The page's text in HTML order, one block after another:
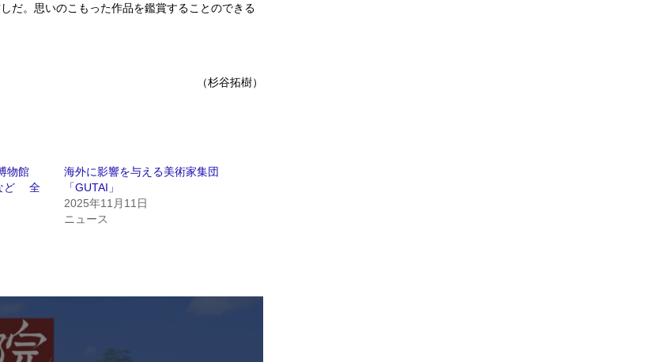
だ。思いのこもった作品を鑑賞することのできる
（杉谷拓樹）
物館
ど 全
海外に影響を与える美術家集団
「GUTAI」
2025年11月11日
ニュース